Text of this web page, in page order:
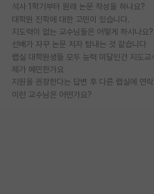
석사 1학기부터 원래 논문 작성을 하나요?
대학원 진학에 대한 고민이 있습니다.
지도력이 없는 교수님들은 어떻게 하시나요?
선배가 자꾸 논문 저자 탐내는 것 같습니다
제가 예민한가요
지원을 권장한다는 답변 후 다른 랩실에 연락
이런 교수님은 어떤가요?